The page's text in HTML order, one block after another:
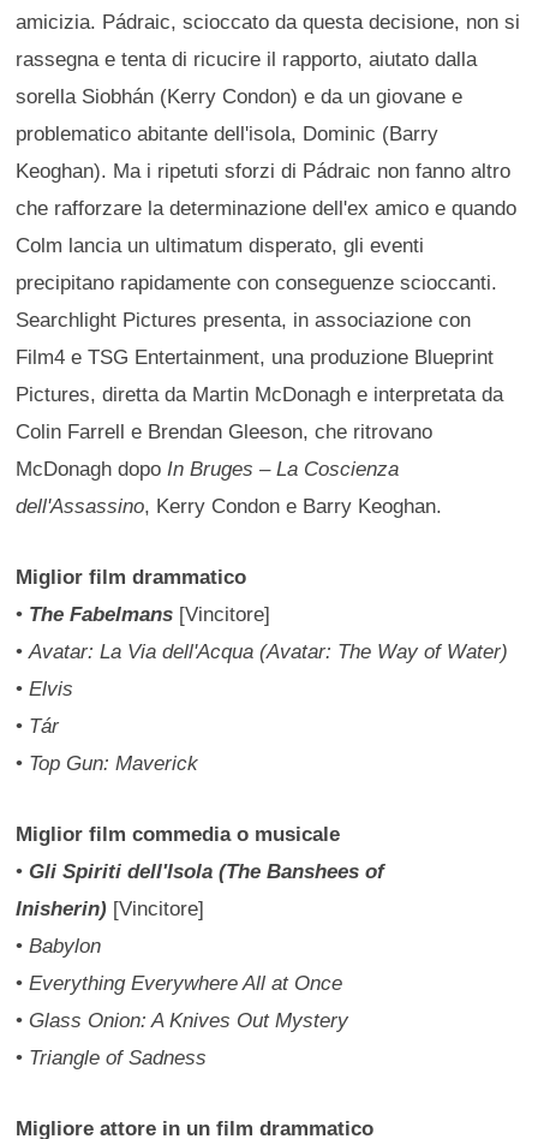
amicizia. Pádraic, scioccato da questa decisione, non si
rassegna e tenta di ricucire il rapporto, aiutato dalla
sorella Siobhán (Kerry Condon) e da un giovane e
problematico abitante dell'isola, Dominic (Barry
Keoghan). Ma i ripetuti sforzi di Pádraic non fanno altro
che rafforzare la determinazione dell'ex amico e quando
Colm lancia un ultimatum disperato, gli eventi
precipitano rapidamente con conseguenze scioccanti.
Searchlight Pictures presenta, in associazione con
Film4 e TSG Entertainment, una produzione Blueprint
Pictures, diretta da Martin McDonagh e interpretata da
Colin Farrell e Brendan Gleeson, che ritrovano
McDonagh dopo In Bruges – La Coscienza
dell'Assassino, Kerry Condon e Barry Keoghan.
Miglior film drammatico
• The Fabelmans [Vincitore]
•Avatar: La Via dell'Acqua (Avatar: The Way of Water)
•Elvis
• Tár
• Top Gun: Maverick
Miglior film commedia o musicale
•Gli Spiriti dell'Isola (The Banshees of
Inisherin) [Vincitore]
•Babylon
•Everything Everywhere All at Once
• Glass Onion: A Knives Out Mystery
• Triangle of Sadness
Migliore attore in un film drammatico